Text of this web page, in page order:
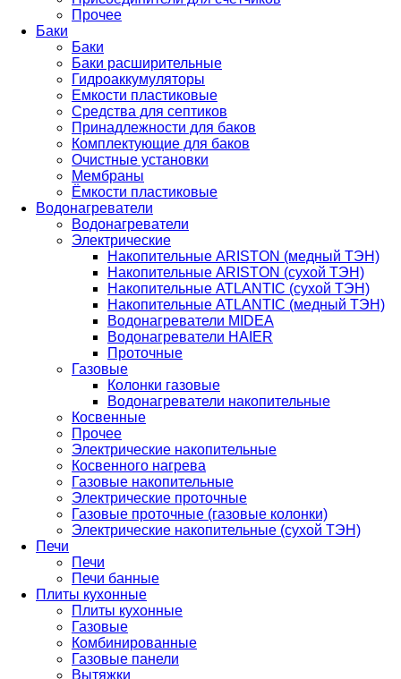
Прочее
Баки
Баки
Баки расширительные
Гидроаккумуляторы
Емкости пластиковые
Средства для септиков
Принадлежности для баков
Комплектующие для баков
Очистные установки
Мембраны
Ёмкости пластиковые
Водонагреватели
Водонагреватели
Электрические
Накопительные ARISTON (медный ТЭН)
Накопительные ARISTON (сухой ТЭН)
Накопительные ATLANTIC (сухой ТЭН)
Накопительные ATLANTIC (медный ТЭН)
Водонагреватели MIDEA
Водонагреватели HAIER
Проточные
Газовые
Колонки газовые
Водонагреватели накопительные
Косвенные
Прочее
Электрические накопительные
Косвенного нагрева
Газовые накопительные
Электрические проточные
Газовые проточные (газовые колонки)
Электрические накопительные (сухой ТЭН)
Печи
Печи
Печи банные
Плиты кухонные
Плиты кухонные
Газовые
Комбинированные
Газовые панели
Вытяжки